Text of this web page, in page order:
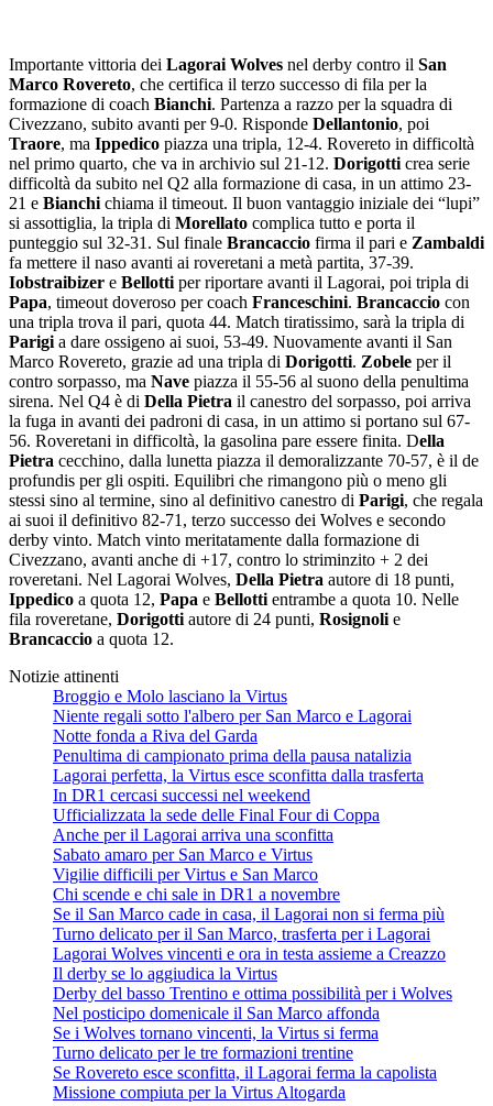
Importante vittoria dei Lagorai Wolves nel derby contro il San
Marco Rovereto, che certifica il terzo successo di fila per la
formazione di coach Bianchi. Partenza a razzo per la squadra di
Civezzano, subito avanti per 9-0. Risponde Dellantonio, poi
Traore, ma Ippedico piazza una tripla, 12-4. Rovereto in difficoltà
nel primo quarto, che va in archivio sul 21-12. Dorigotti crea serie
difficoltà da subito nel Q2 alla formazione di casa, in un attimo 23-
21 e Bianchi chiama il timeout. Il buon vantaggio iniziale dei “lupi”
si assottiglia, la tripla di Morellato complica tutto e porta il
punteggio sul 32-31. Sul finale Brancaccio firma il pari e Zambaldi
fa mettere il naso avanti ai roveretani a metà partita, 37-39.
Iobstraibizer e Bellotti per riportare avanti il Lagorai, poi tripla di
Papa, timeout doveroso per coach Franceschini. Brancaccio con
una tripla trova il pari, quota 44. Match tiratissimo, sarà la tripla di
Parigi a dare ossigeno ai suoi, 53-49. Nuovamente avanti il San
Marco Rovereto, grazie ad una tripla di Dorigotti. Zobele per il
contro sorpasso, ma Nave piazza il 55-56 al suono della penultima
sirena. Nel Q4 è di Della Pietra il canestro del sorpasso, poi arriva
la fuga in avanti dei padroni di casa, in un attimo si portano sul 67-
56. Roveretani in difficoltà, la gasolina pare essere finita. Della
Pietra cecchino, dalla lunetta piazza il demoralizzante 70-57, è il de
profundis per gli ospiti. Equilibri che rimangono più o meno gli
stessi sino al termine, sino al definitivo canestro di Parigi, che regala
ai suoi il definitivo 82-71, terzo successo dei Wolves e secondo
derby vinto. Match vinto meritatamente dalla formazione di
Civezzano, avanti anche di +17, contro lo striminzito + 2 dei
roveretani. Nel Lagorai Wolves, Della Pietra autore di 18 punti,
Ippedico a quota 12, Papa e Bellotti entrambe a quota 10. Nelle
fila roveretane, Dorigotti autore di 24 punti, Rosignoli e
Brancaccio a quota 12.
Notizie attinenti
Broggio e Molo lasciano la Virtus
Niente regali sotto l'albero per San Marco e Lagorai
Notte fonda a Riva del Garda
Penultima di campionato prima della pausa natalizia
Lagorai perfetta, la Virtus esce sconfitta dalla trasferta
In DR1 cercasi successi nel weekend
Ufficializzata la sede delle Final Four di Coppa
Anche per il Lagorai arriva una sconfitta
Sabato amaro per San Marco e Virtus
Vigilie difficili per Virtus e San Marco
Chi scende e chi sale in DR1 a novembre
Se il San Marco cade in casa, il Lagorai non si ferma più
Turno delicato per il San Marco, trasferta per i Lagorai
Lagorai Wolves vincenti e ora in testa assieme a Creazzo
Il derby se lo aggiudica la Virtus
Derby del basso Trentino e ottima possibilità per i Wolves
Nel posticipo domenicale il San Marco affonda
Se i Wolves tornano vincenti, la Virtus si ferma
Turno delicato per le tre formazioni trentine
Se Rovereto esce sconfitta, il Lagorai ferma la capolista
Missione compiuta per la Virtus Altogarda